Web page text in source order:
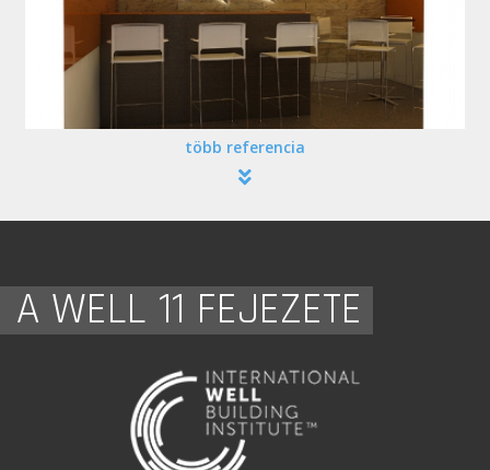
több referencia
A WELL 11 FEJEZETE